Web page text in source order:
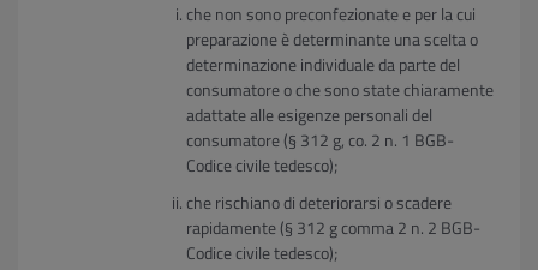
che non sono preconfezionate e per la cui
preparazione è determinante una scelta o
determinazione individuale da parte del
consumatore o che sono state chiaramente
adattate alle esigenze personali del
consumatore (§ 312 g, co. 2 n. 1 BGB-
Codice civile tedesco);
che rischiano di deteriorarsi o scadere
rapidamente (§ 312 g comma 2 n. 2 BGB-
Codice civile tedesco);